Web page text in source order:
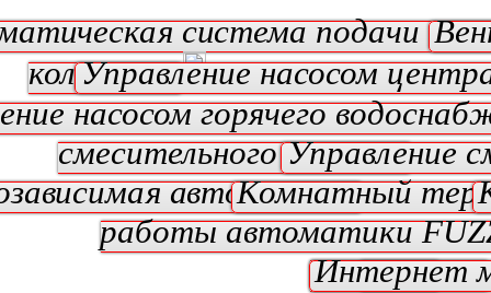
система подачи
колосники
Управление насосом
насосом горячего
смесительного клапана
Управление
автоматика
Комнатный
работы автоматики
оповещения
КПД
Интернет